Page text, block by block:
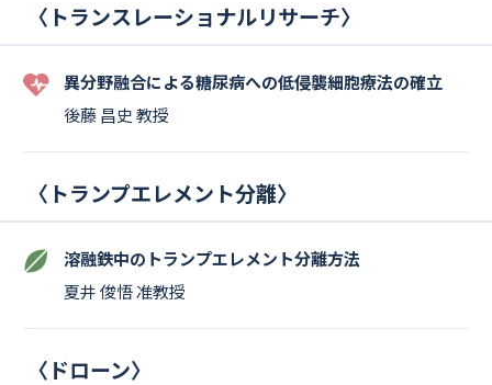
〈 トランスレーショナルリサーチ〉
異分野融合による糖尿病への低侵襲細胞療法の確立
後藤 昌史 教授
〈 トランプエレメント分離〉
溶融鉄中のトランプエレメント分離方法
夏井 俊悟 准教授
〈 ドローン〉